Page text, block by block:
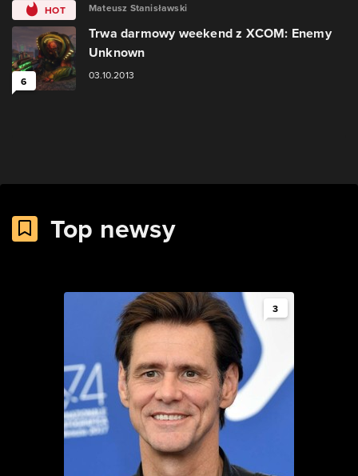
HOT
6
Mateusz Stanisławski
Trwa darmowy weekend z XCOM: Enemy
Unknown
03.10.2013
Top newsy
3